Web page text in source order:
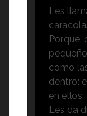
Les
Porque,
como
dentro:
en
Les da